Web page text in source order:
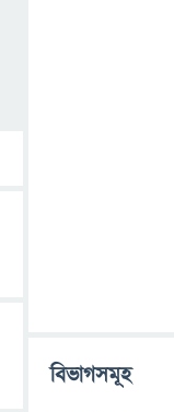
বিভাগসমূহ